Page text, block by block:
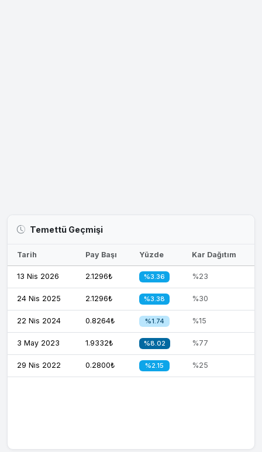
Temettü Geçmişi
Tarih Pay Başı Yüzde Kar Dağıtım
13 Nis 2026 2.1296₺ %3.36 %23
24 Nis 2025 2.1296₺ %3.38 %30
22 Nis 2024 0.8264₺ %1.74 %15
3 May 2023 1.9332₺ %8.02 %77
29 Nis 2022 0.2800₺ %2.15 %25